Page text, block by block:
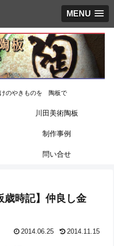
MENU
のやきものを 陶板で
川田美術陶板
制作事例
問い合せ
歳時記】仲良し金
2014.06.25 2014.11.15